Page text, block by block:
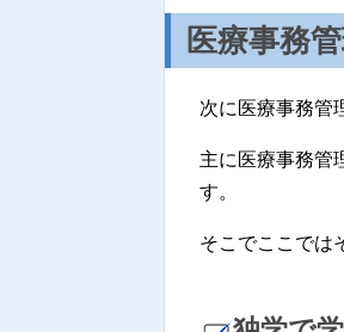
医療事務
次に医療事務管
主に医療事務管
す。
そこでここでは